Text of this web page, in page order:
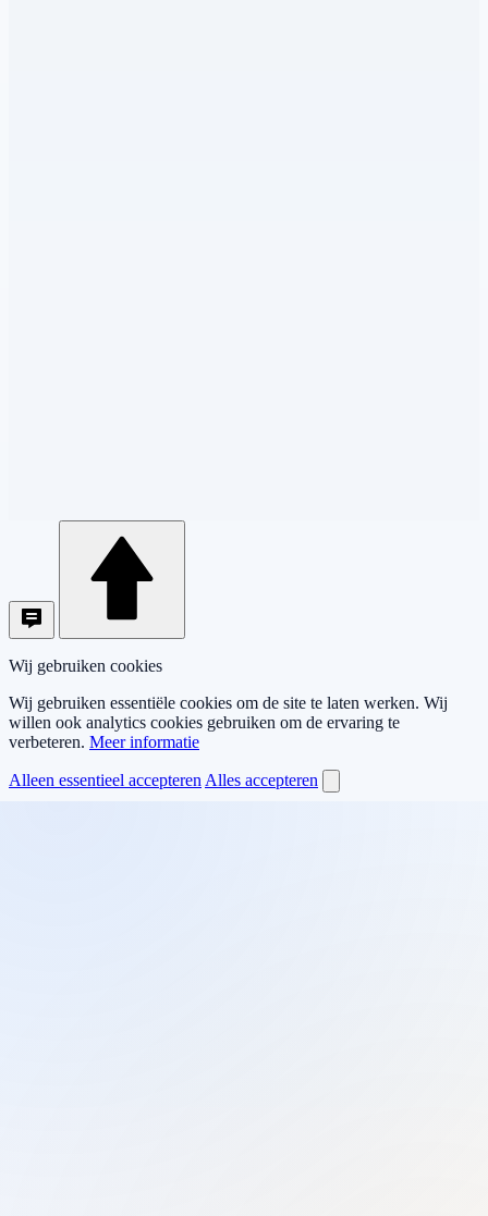
Wij gebruiken cookies
Wij gebruiken essentiële cookies om de site te laten werken. Wij
willen ook analytics cookies gebruiken om de ervaring te
verbeteren. Meer informatie
Alleen essentieel accepteren Alles accepteren